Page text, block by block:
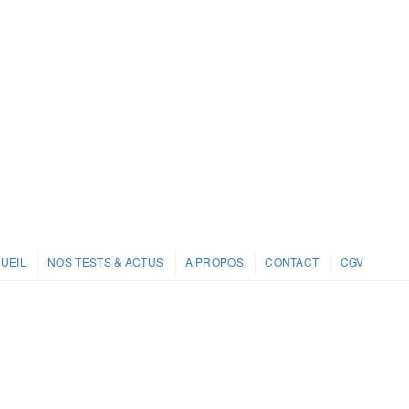
NOS TESTS & ACTUS A PROPOS CONTACT CGV